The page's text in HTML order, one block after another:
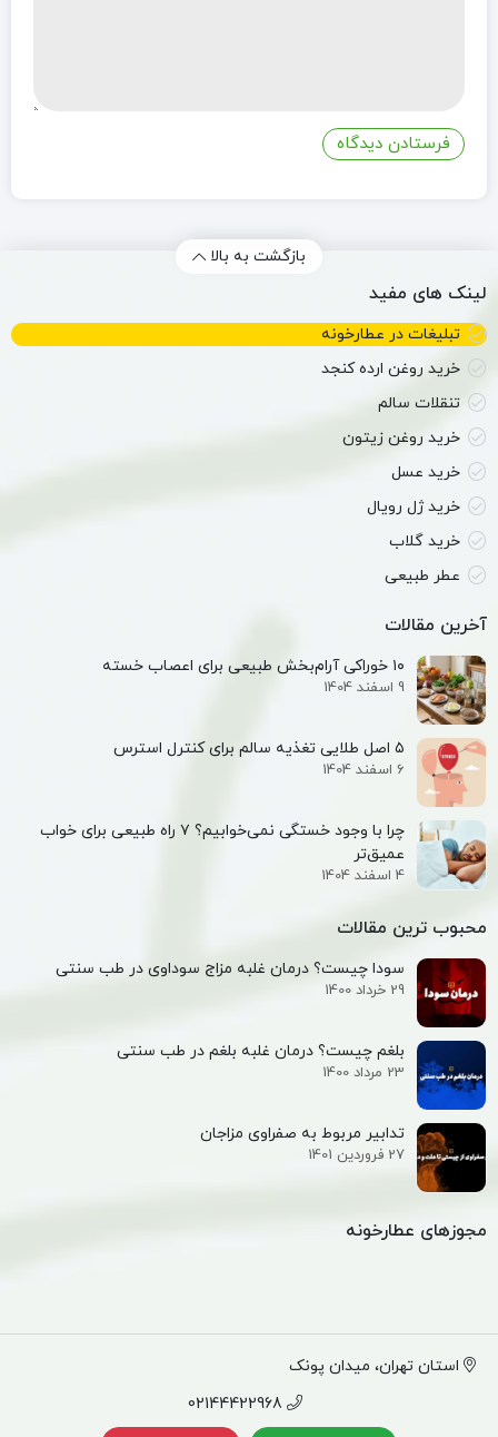
بازگشت به بالا
لینک های مفید
تبلیغات در عطارخونه
خرید روغن ارده کنجد
تنقلات سالم
خرید روغن زیتون
خرید عسل
خرید ژل رویال
خرید گلاب
عطر طبیعی
آخرین مقالات
۱۰ خوراکی آرام‌بخش طبیعی برای اعصاب خسته
9 اسفند 1404
۵ اصل طلایی تغذیه سالم برای کنترل استرس
6 اسفند 1404
چرا با وجود خستگی نمی‌خوابیم؟ ۷ راه طبیعی برای خواب
عمیق‌تر
4 اسفند 1404
محبوب ترین مقالات
سودا چیست؟ درمان غلبه مزاج سوداوی در طب سنتی
29 خرداد 1400
بلغم چیست؟ درمان غلبه بلغم در طب سنتی
23 مرداد 1400
تدابیر مربوط به صفراوی مزاجان
27 فروردین 1401
مجوزهای عطارخونه
استان تهران، میدان پونک
02144422968